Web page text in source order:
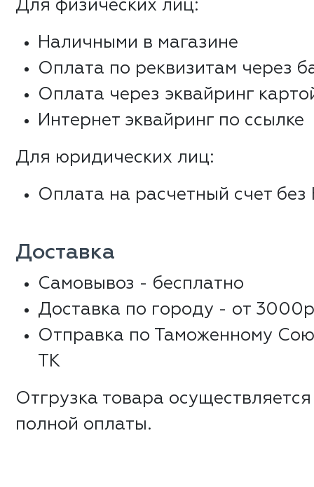
Для физических лиц:
Наличными в магазине
Оплата по реквизитам через
Оплата через эквайринг
Интернет эквайринг по ссылке
Для юридических лиц:
Оплата на расчетный счет
Доставка
Самовывоз - бесплатно
Доставка по городу - от
Отправка по Таможенному
ТК
Отгрузка товара
полной оплаты.